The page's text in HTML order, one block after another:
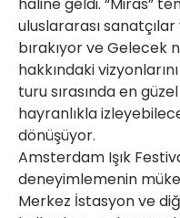
uluslararası sanatçılar
bırakıyor ve Gelecek
hakkındaki
turu sırasında en
hayranlıkla
dönüşüyor.
Amsterdam Işık
deneyimlemenin
Merkez İstasyon ve